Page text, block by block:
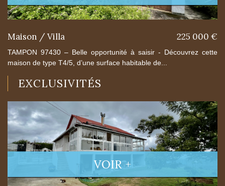
Maison / Villa 225 000 €
TAMPON 97430 – Belle opportunité à saisir - Découvrez cette
maison de type T4/5, d’une surface habitable de...
EXCLUSIVITÉS
VOIR +